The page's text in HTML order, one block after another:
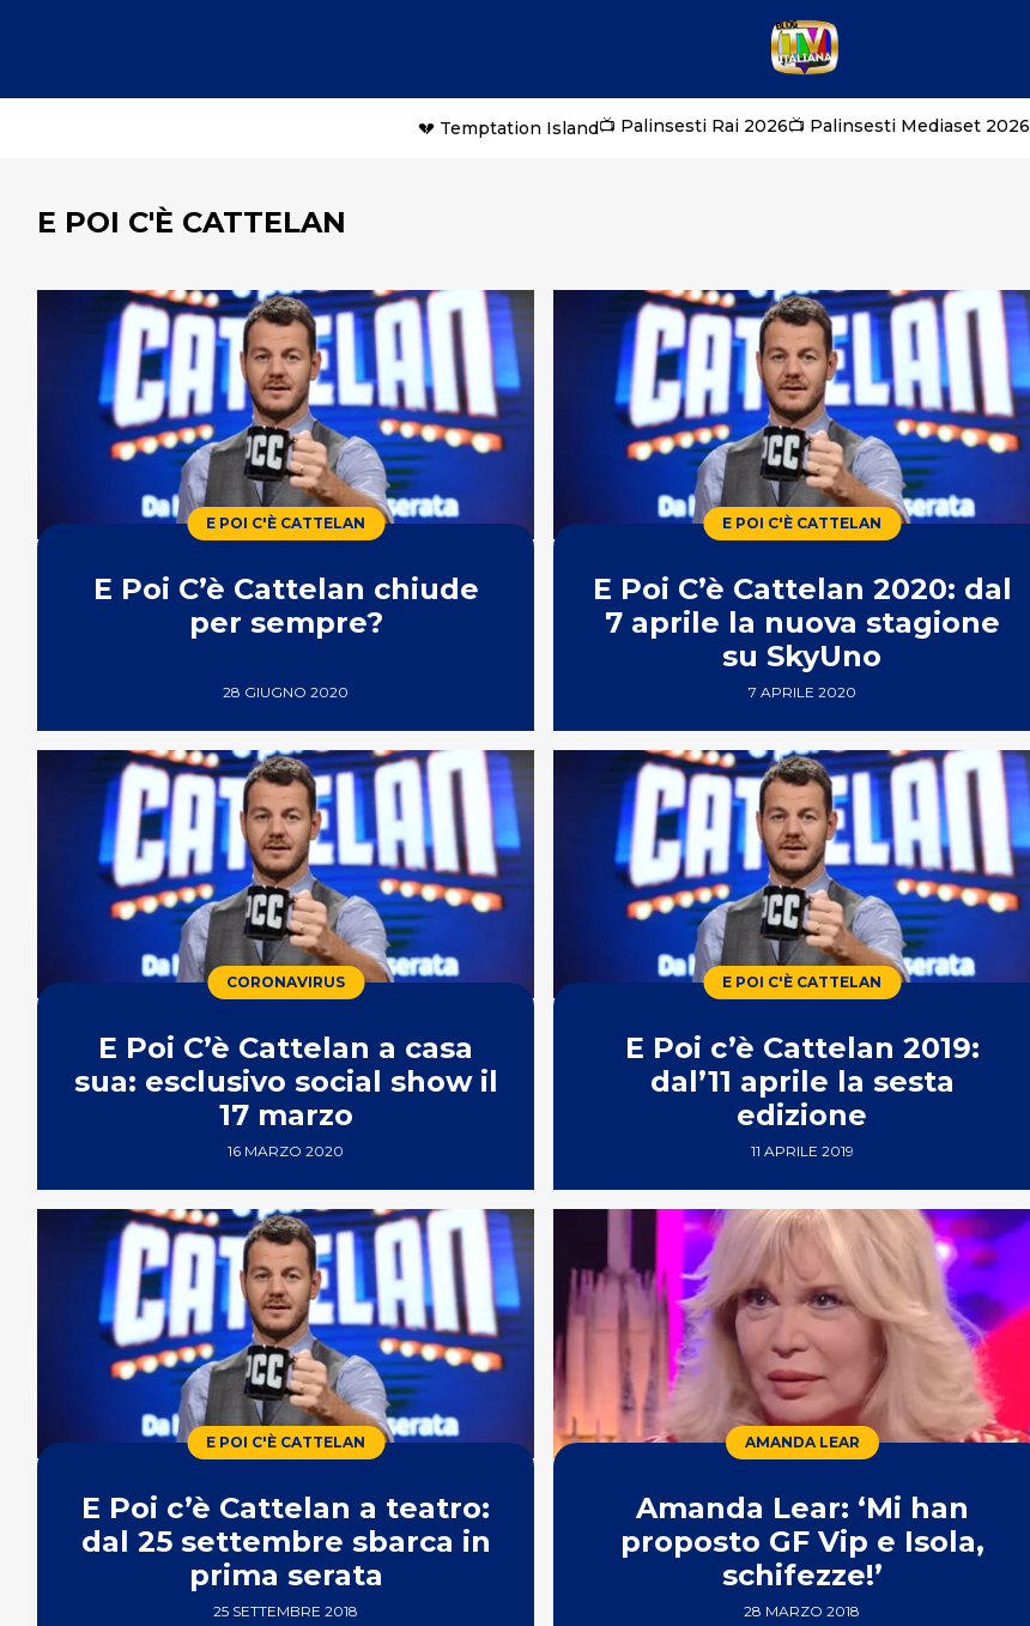
💔 Temptation Island📺 Palinsesti Rai 2026📺 Palinsesti Mediaset 2026
E POI C'È CATTELAN
E POI C'È CATTELAN
E Poi C’è Cattelan chiude
per sempre?
28 GIUGNO 2020
E POI C'È CATTELAN
E Poi C’è Cattelan 2020: dal
7 aprile la nuova stagione
su SkyUno
7 APRILE 2020
CORONAVIRUS
E Poi C’è Cattelan a casa
sua: esclusivo social show il
17 marzo
16 MARZO 2020
E POI C'È CATTELAN
E Poi c’è Cattelan 2019:
dal’11 aprile la sesta
edizione
11 APRILE 2019
E POI C'È CATTELAN
E Poi c’è Cattelan a teatro:
dal 25 settembre sbarca in
prima serata
25 SETTEMBRE 2018
AMANDA LEAR
Amanda Lear: ‘Mi han
proposto GF Vip e Isola,
schifezze!’
28 MARZO 2018